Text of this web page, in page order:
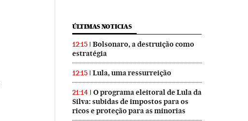
ÚLTIMAS NOTICIAS
12:15
Bolsonaro, a destruição como
estratégia
12:15 Lula, uma ressurreição
21:14
O programa eleitoral de Lula da
Silva: subidas de impostos para os
ricos e proteção para as minorias